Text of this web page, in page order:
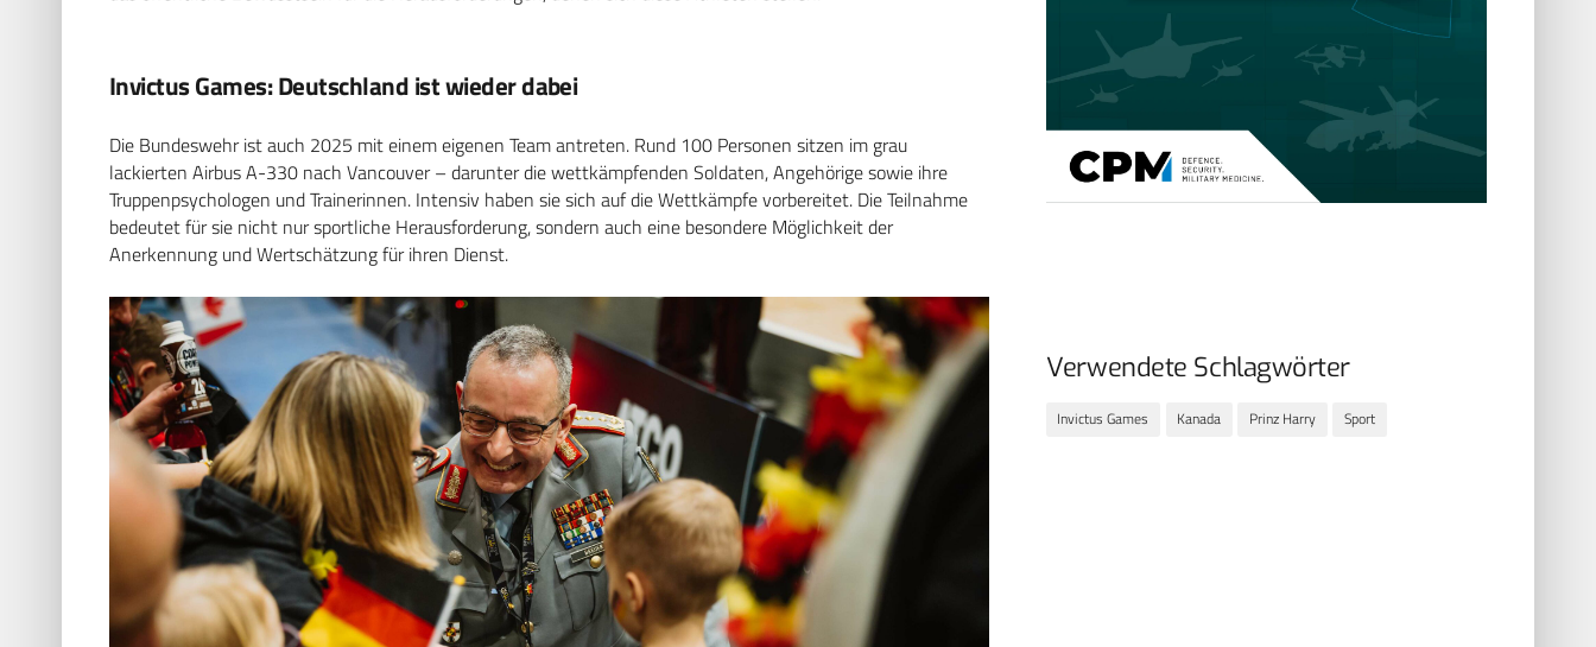
Invictus Games: Deutschland ist wieder dabei
Die Bundeswehr ist auch 2025 mit einem eigenen Team antreten. Rund 100 Personen sitzen im grau
lackierten Airbus A-330 nach Vancouver – darunter die wettkämpfenden Soldaten, Angehörige sowie ihre
Truppenpsychologen und Trainerinnen. Intensiv haben sie sich auf die Wettkämpfe vorbereitet. Die Teilnahme
bedeutet für sie nicht nur sportliche Herausforderung, sondern auch eine besondere Möglichkeit der
Anerkennung und Wertschätzung für ihren Dienst.
Verwendete Schlagwörter
Invictus Games Kanada Prinz Harry Sport